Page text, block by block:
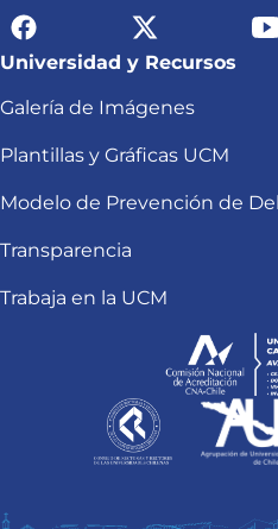
Universidad y Recursos
Galería de Imágenes
Plantillas y Gráficas UCM
Modelo de Prevención de
Transparencia
Trabaja en la UCM